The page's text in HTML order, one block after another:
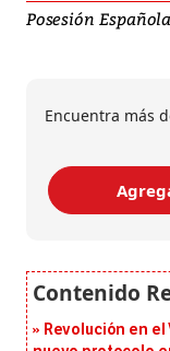
Posesión Española
Encuentra más
Revolución en el